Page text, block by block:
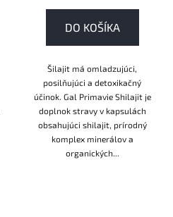
DO KOŠÍKA
Šilajit má omladzujúci,
posilňujúci a detoxikačný
účinok. Gal Primavie Shilajit je
doplnok stravy v kapsulách
obsahujúci shilajit, prírodný
komplex minerálov a
organických...